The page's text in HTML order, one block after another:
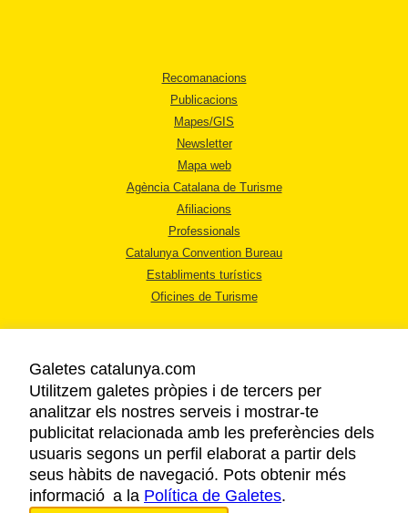
Recomanacions
Publicacions
Mapes/GIS
Newsletter
Mapa web
Agència Catalana de Turisme
Afiliacions
Professionals
Catalunya Convention Bureau
Establiments turístics
Oficines de Turisme
AVÍS LEGAL
POLÍTICA DE PRIVACITAT
COOKIES
ACCESSIBILITAT
Galetes catalunya.com
Utilitzem galetes pròpies i de tercers per
analitzar els nostres serveis i mostrar-te
publicitat relacionada amb les preferències dels
usuaris segons un perfil elaborat a partir dels
seus hàbits de navegació. Pots obtenir més
informació a la Política de Galetes.